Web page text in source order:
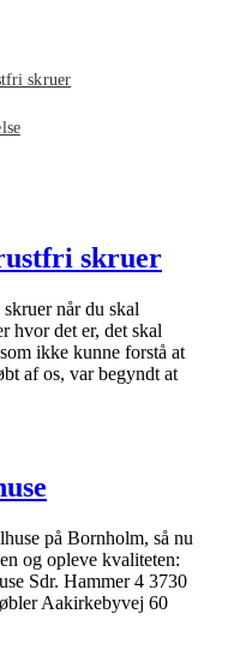
skruer
skruer
når du skal
hvor det er, det skal
ikke kunne forstå at
af os, var begyndt at
på Bornholm, så nu
og opleve kvaliteten:
Sdr. Hammer 4 3730
Aakirkebyvej 60